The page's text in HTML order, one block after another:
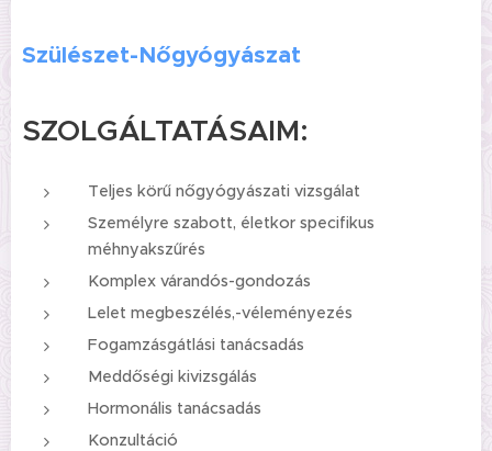
Szülészet-Nőgyógyászat
SZOLGÁLTATÁSAIM:
Teljes körű nőgyógyászati vizsgálat
Személyre szabott, életkor specifikus
méhnyakszűrés
Komplex várandós-gondozás
Lelet megbeszélés,-véleményezés
Fogamzásgátlási tanácsadás
Meddőségi kivizsgálás
Hormonális tanácsadás
Konzultáció